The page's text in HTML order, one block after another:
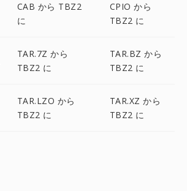
CAB から TBZ2
に
CPIO から
TBZ2 に
TAR.7Z から
TBZ2 に
TAR.BZ から
TBZ2 に
TAR.LZO から
TBZ2 に
TAR.XZ から
TBZ2 に